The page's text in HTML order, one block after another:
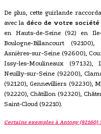
De plus, cette guirlande
avec la déco de votre société
en Hauts-de-Seine (92) en
Boulogne-Billancourt
Asnières-sur-Seine (92600),
Issy-les-Moulineaux (97132),
Neuilly-sur-Seine (92200),
(92120), Gennevilliers (92230),
(92220), Châtillon (92320),
Saint-Cloud (92210).
Certains exemples à Antony (92160) :